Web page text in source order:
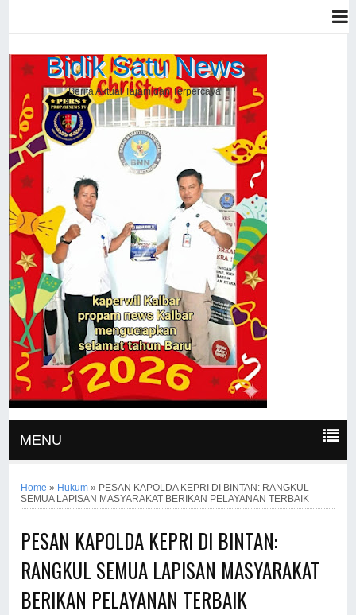
Bidik Satu News
Berita Aktual Tajam dan Terpercaya
MENU
Home » Hukum » PESAN KAPOLDA KEPRI DI BINTAN: RANGKUL
SEMUA LAPISAN MASYARAKAT BERIKAN PELAYANAN TERBAIK
PESAN KAPOLDA KEPRI DI BINTAN:
RANGKUL SEMUA LAPISAN MASYARAKAT
BERIKAN PELAYANAN TERBAIK